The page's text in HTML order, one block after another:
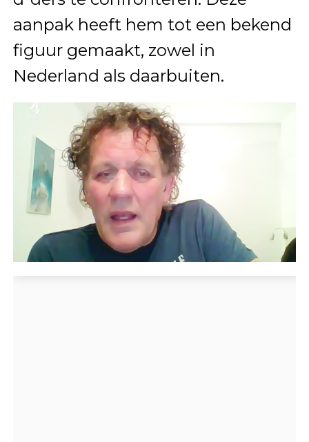
aanpak heeft hem tot een bekend
figuur gemaakt, zowel in
Nederland als daarbuiten.